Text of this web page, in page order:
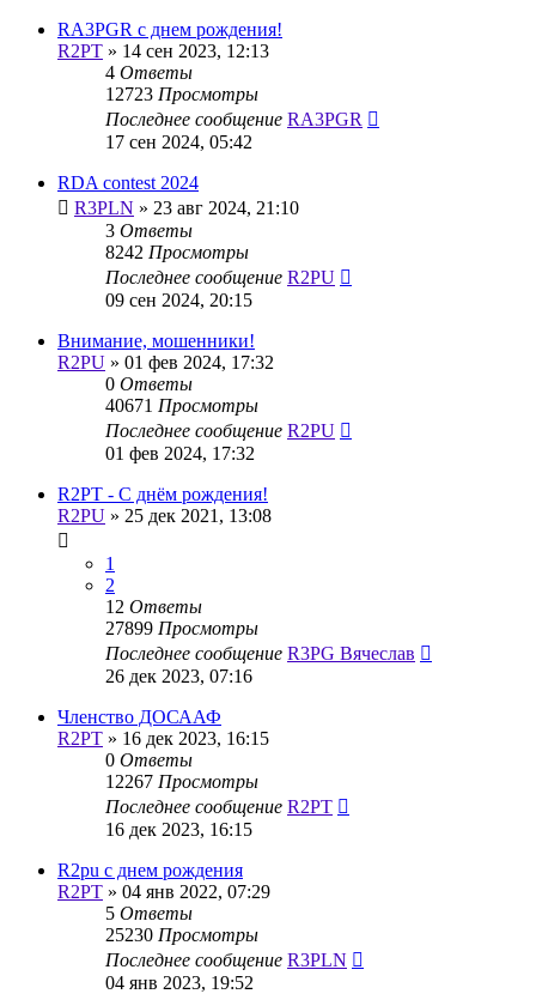
RA3PGR с днем рождения!
R2PT » 14 сен 2023, 12:13
4 Ответы
12723 Просмотры
Последнее сообщение RA3PGR
17 сен 2024, 05:42
RDA contest 2024
R3PLN » 23 авг 2024, 21:10
3 Ответы
8242 Просмотры
Последнее сообщение R2PU
09 сен 2024, 20:15
Внимание, мошенники!
R2PU » 01 фев 2024, 17:32
0 Ответы
40671 Просмотры
Последнее сообщение R2PU
01 фев 2024, 17:32
R2PT - С днём рождения!
R2PU » 25 дек 2021, 13:08
1
2
12 Ответы
27899 Просмотры
Последнее сообщение R3PG Вячеслав
26 дек 2023, 07:16
Членство ДОСААФ
R2PT » 16 дек 2023, 16:15
0 Ответы
12267 Просмотры
Последнее сообщение R2PT
16 дек 2023, 16:15
R2pu с днем рождения
R2PT » 04 янв 2022, 07:29
5 Ответы
25230 Просмотры
Последнее сообщение R3PLN
04 янв 2023, 19:52